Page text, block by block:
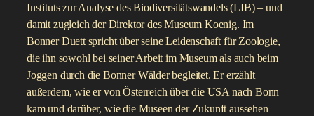
Instituts zur Analyse des Biodiversitätswandels (LIB) – und
damit zugleich der Direktor des Museum Koenig. Im
Bonner Duett spricht über seine Leidenschaft für Zoologie,
die ihn sowohl bei seiner Arbeit im Museum als auch beim
Joggen durch die Bonner Wälder begleitet. Er erzählt
außerdem, wie er von Österreich über die USA nach Bonn
kam und darüber, wie die Museen der Zukunft aussehen